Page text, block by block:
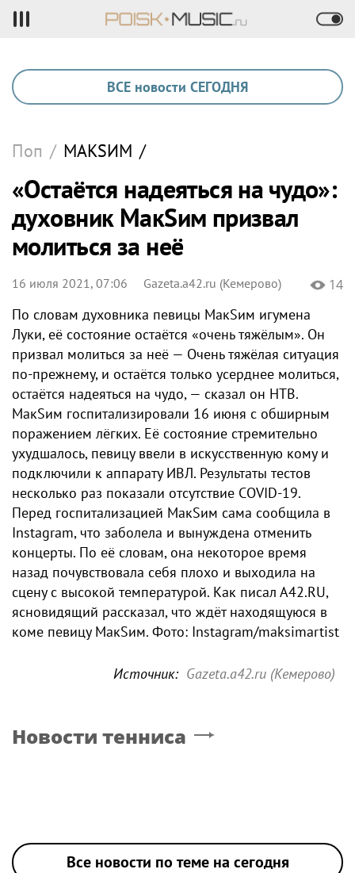
ВСЕ новости СЕГОДНЯ
Поп / МАКSИМ /
«Остаётся надеяться на чудо»:
духовник МакSим призвал
молиться за неё
16 июля 2021, 07:06 Gazeta.a42.ru (Кемерово) 14
По словам духовника певицы МакSим игумена
Луки, её состояние остаётся «очень тяжёлым». Он
призвал молиться за неё — Очень тяжёлая ситуация
по-прежнему, и остаётся только усерднее молиться,
остаётся надеяться на чудо, — сказал он НТВ.
МакSим госпитализировали 16 июня с обширным
поражением лёгких. Её состояние стремительно
ухудшалось, певицу ввели в искусственную кому и
подключили к аппарату ИВЛ. Результаты тестов
несколько раз показали отсутствие COVID-19.
Перед госпитализацией МакSим сама сообщила в
Instagram, что заболела и вынуждена отменить
концерты. По её словам, она некоторое время
назад почувствовала себя плохо и выходила на
сцену с высокой температурой. Как писал А42.RU,
ясновидящий рассказал, что ждёт находящуюся в
коме певицу МакSим. Фото: Instagram/maksimartist
Источник: Gazeta.a42.ru (Кемерово)
Новости тенниса
Все новости по теме на сегодня